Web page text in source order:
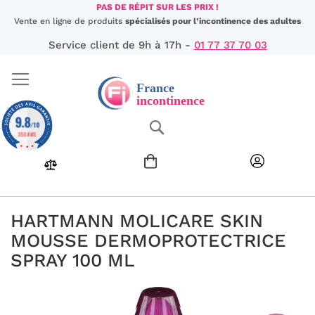
Aller
au
PAS DE RÉPIT SUR LES PRIX !
Vente en ligne de produits spécialisés pour l’incontinence des adultes
Service client de 9h à 17h - 01 77 37 70 03
HARTMANN MOLICARE SKIN
MOUSSE DERMOPROTECTRICE
SPRAY 100 ML
9.8/10
350 AVIS